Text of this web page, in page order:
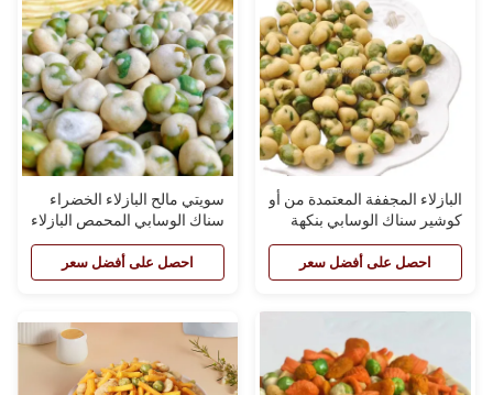
البازلاء المجففة المعتمدة من أو
كوشير سناك الوسابي بنكهة
البازلاء المحمصة المقرمشة
احصل على أفضل سعر
سويتي مالح البازلاء الخضراء
سناك الوسابي المحمص البازلاء
المقلية
احصل على أفضل سعر